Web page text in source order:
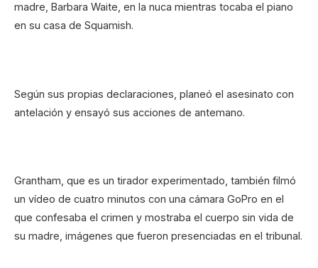
madre, Barbara Waite, en la nuca mientras tocaba el piano
en su casa de Squamish.
Según sus propias declaraciones, planeó el asesinato con
antelación y ensayó sus acciones de antemano.
Grantham, que es un tirador experimentado, también filmó
un vídeo de cuatro minutos con una cámara GoPro en el
que confesaba el crimen y mostraba el cuerpo sin vida de
su madre, imágenes que fueron presenciadas en el tribunal.